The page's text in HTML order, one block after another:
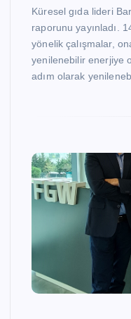
Küresel gıda lideri
raporunu yayınladı.
yönelik çalışmalar,
yenilenebilir enerjiye
adım olarak